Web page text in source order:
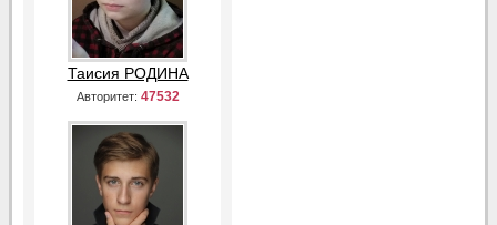
Таисия РОДИНА
Авторитет: 47532